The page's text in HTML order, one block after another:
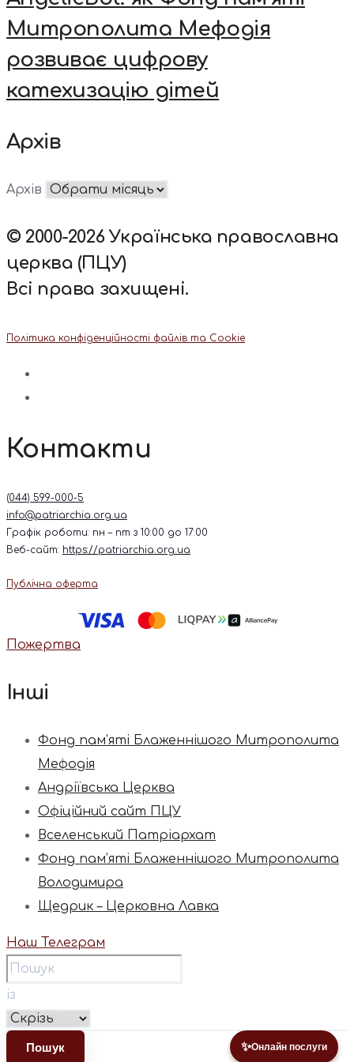
✨Онлайн послуги
Митрополита Мефодія
розвиває цифрову
катехизацію дітей
Архів
Архів
© 2000-2026 Українська православна
церква (ПЦУ)
Всі права захищені.
Політика конфіденційності файлів та Cookie
Контакти
(044) 599-000-5
info@patriarchia.org.ua
Графік роботи: пн – пт з 10:00 до 17:00
Веб-сайт: https://patriarchia.org.ua
Публічна оферта
Пожертва
Інші
Фонд пам’яті Блаженнішого Митрополита
Мефодія
Андріївська Церква
Офіційний сайт ПЦУ
Вселенський Патріархат
Фонд пам’яті Блаженнішого Митрополита
Володимира
Щедрик – Церковна Лавка
Наш Телеграм
із